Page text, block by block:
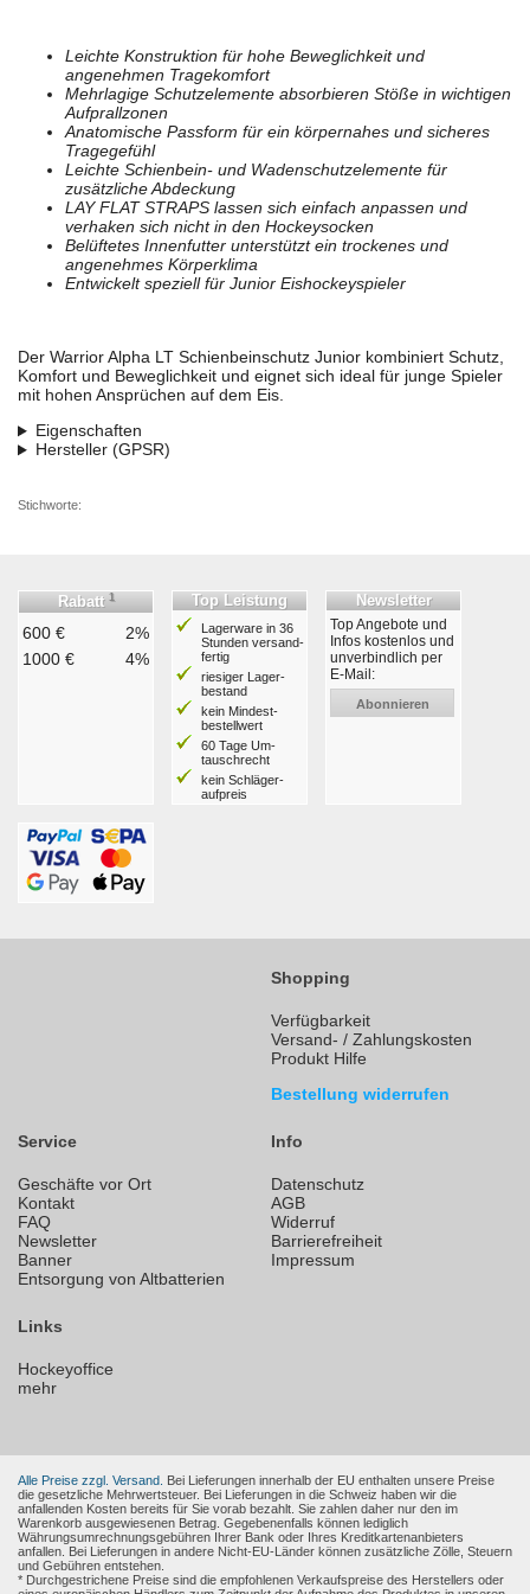
Leichte Konstruktion für hohe Beweglichkeit und
angenehmen Tragekomfort
Mehrlagige Schutzelemente absorbieren Stöße in wichtigen
Aufprallzonen
Anatomische Passform für ein körpernahes und sicheres
Tragegefühl
Leichte Schienbein- und Wadenschutzelemente für
zusätzliche Abdeckung
LAY FLAT STRAPS lassen sich einfach anpassen und
verhaken sich nicht in den Hockeysocken
Belüftetes Innenfutter unterstützt ein trockenes und
angenehmes Körperklima
Entwickelt speziell für Junior Eishockeyspieler
Der Warrior Alpha LT Schienbeinschutz Junior kombiniert Schutz,
Komfort und Beweglichkeit und eignet sich ideal für junge Spieler
mit hohen Ansprüchen auf dem Eis.
Eigenschaften
Hersteller (GPSR)
Stichworte:
Rabatt 1
600 €
2%
1000 €
4%
Top Leistung
Lagerware in 36
Stunden ver­sand­
fertig
riesiger Lager­
bestand
kein Mindest­
bestell­wert
60 Tage Um­
tausch­recht
kein Schläger­
aufpreis
Newsletter
Top Angebote und
Infos kostenlos und
unverbindlich per
E-Mail:
Abonnieren
Shopping
Verfügbarkeit
Versand- / Zahlungskosten
Produkt Hilfe
Bestellung widerrufen
Service
Geschäfte vor Ort
Kontakt
FAQ
Newsletter
Banner
Entsorgung von Altbatterien
Info
Datenschutz
AGB
Widerruf
Barrierefreiheit
Impressum
Links
Hockeyoffice
mehr
Alle Preise zzgl. Versand. Bei Lieferungen innerhalb der EU enthalten unsere Preise
die gesetzliche Mehrwertsteuer. Bei Lieferungen in die Schweiz haben wir die
anfallenden Kosten bereits für Sie vorab bezahlt. Sie zahlen daher nur den im
Warenkorb ausgewiesenen Betrag. Gegebenenfalls können lediglich
Währungsumrechnungsgebühren Ihrer Bank oder Ihres Kreditkartenanbieters
anfallen. Bei Lieferungen in andere Nicht-EU-Länder können zusätzliche Zölle, Steuern
und Gebühren entstehen.
* Durchgestrichene Preise sind die empfohlenen Verkaufspreise des Herstellers oder